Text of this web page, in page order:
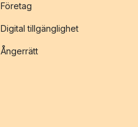
Företag
Digital tillgänglighet
Ångerrätt